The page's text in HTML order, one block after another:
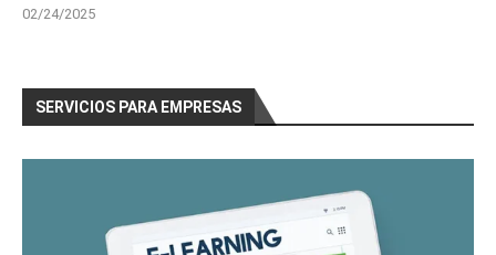
02/24/2025
SERVICIOS PARA EMPRESAS